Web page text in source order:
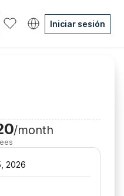
Iniciar sesión
/month
2026